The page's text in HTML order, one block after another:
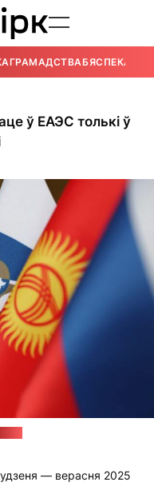
ГРАМАДСТВАБЯСПЕКА
ў ЕАЭС толькі ў
— верасня 2025